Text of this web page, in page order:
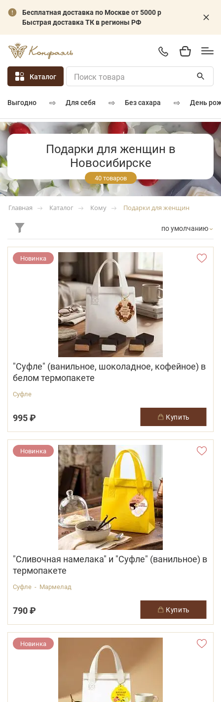
Бесплатная доставка по Москве от 5000 р
Быстрая доставка ТК в регионы РФ
Каталог
выгодно ⇨ для себя ⇨ без сахара ⇨ день
Подарки для женщин в
Новосибирске
40 товаров
Главная Каталог Кому Подарки для женщин
по умолчанию
Новинка
"Суфле" (ванильное, шоколадное, кофейное) в
белом термопакете
Суфле
995 ₽ купить
Новинка
"Сливочная намелака" и "Суфле" (ванильное) в
термопакете
Суфле - Мармелад
790 ₽ купить
Новинка